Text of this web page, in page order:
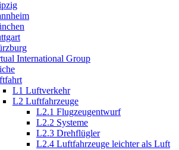
International Group
L1 Luftverkehr
L2 Luftfahrzeuge
L2.1 Flugzeugentwurf
L2.2 Systeme
L2.3 Drehflügler
L2.4 Luftfahrzeuge leichter als Luft